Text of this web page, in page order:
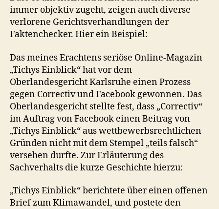
immer objektiv zugeht, zeigen auch diverse
verlorene Gerichtsverhandlungen der
Faktenchecker. Hier ein Beispiel:
Das meines Erachtens seriöse Online-Magazin
„Tichys Einblick“ hat vor dem
Oberlandesgericht Karlsruhe einen Prozess
gegen Correctiv und Facebook gewonnen. Das
Oberlandesgericht stellte fest, dass „Correctiv“
im Auftrag von Facebook einen Beitrag von
„Tichys Einblick“ aus wettbewerbsrechtlichen
Gründen nicht mit dem Stempel „teils falsch“
versehen durfte. Zur Erläuterung des
Sachverhalts die kurze Geschichte hierzu:
„Tichys Einblick“ berichtete über einen offenen
Brief zum Klimawandel, und postete den